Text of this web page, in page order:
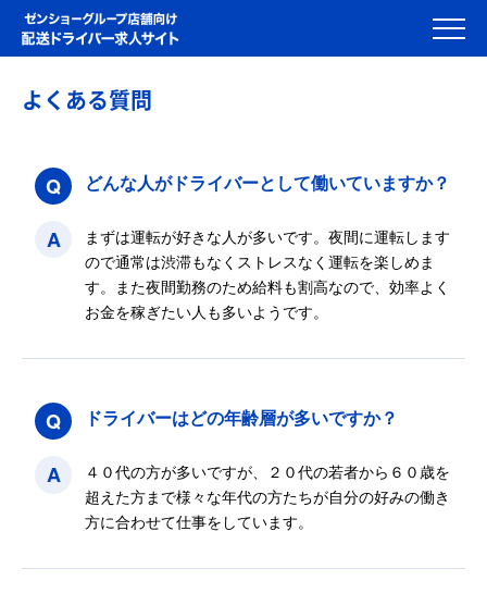
よくある質問
Q どんな人がドライバーとして働いていますか？
A
まずは運転が好きな人が多いです。夜間に運転します
ので通常は渋滞もなくストレスなく運転を楽しめま
す。また夜間勤務のため給料も割高なので、効率よく
お金を稼ぎたい人も多いようです。
Q ドライバーはどの年齢層が多いですか？
A
４０代の方が多いですが、２０代の若者から６０歳を
超えた方まで様々な年代の方たちが自分の好みの働き
方に合わせて仕事をしています。